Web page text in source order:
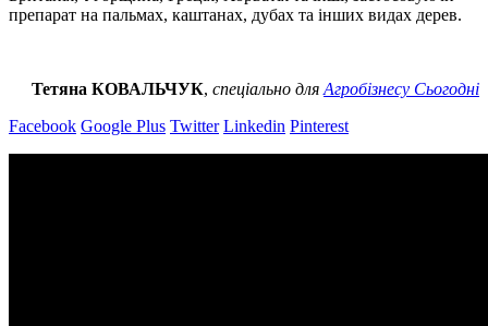
препарат на пальмах, каштанах, дубах та інших видах дерев.
Тетяна КОВАЛЬЧУК, спеціально для Агробізнесу Сьогодні
Facebook Google Plus Twitter Linkedin Pinterest